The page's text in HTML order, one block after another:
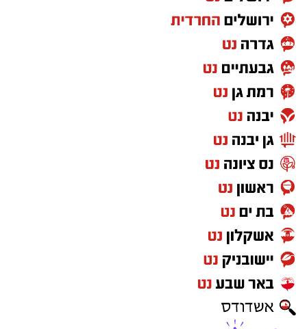
המשתתפים על גבי צליליה הענוגים של שבת
קודש, כשהם נהנים וחווים מקרוב את יצירות
המופת ממיטב חצרות החסידות, בהן בעלזא,
ויז'ניץ, פיטסבורג, מודז'יץ ועוד.
בהמשך נשא דברים נציג הכלל חסידי בעיריה, הרב
יהושע טננהויז, וכן ח"כ הרב ישראל אייכלר שהגיע
במיוחד לארוע. השניים העלו על נס את יוזמות
'מעגלים' שלראשונה מצליחות לקלוע לטעמן של
הציבור כולו, על כל חוגיו ועדותיו, כשכולם מרגישים
אכן חלק מ'משפחה אחת גדולה'. הרב טננהויז
הביע תודה מיוחדת לראש העיר ד"ר לסרי המלווה
את פעילות 'מעגלים' מתוך אותה ראיה, שלכלל
התושבים מגיעה מסגרת קהילתית לביטוי
היצירתיות וההנאה.
בהמשך התקיימה שירת המונים אקטיבית
ומאחדת - קולולם, במסגרתה הפך הקהל למקהלה